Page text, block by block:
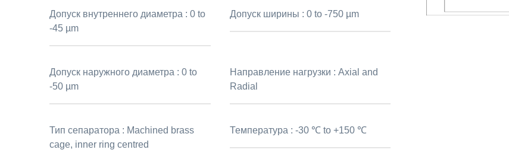
Допуск внутреннего диаметра :0 to
-45 µm
Допуск ширины : 0 to -750 µm
Допуск наружного диаметра :0 to
-50 µm
Направление нагрузки : Axial and
Radial
Тип сепаратора : Machined brass
cage, inner ring centred
Температура : -30 ℃ to +150 ℃